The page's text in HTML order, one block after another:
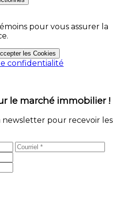
pour vous assurer la
les Cookies
confidentialité
le marché immobilier !
newsletter pour recevoir les